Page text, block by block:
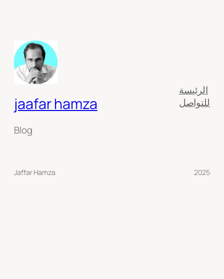
jaafar hamza
Blog
الرئيسة
للتواصل
Jaffar Hamza 2025